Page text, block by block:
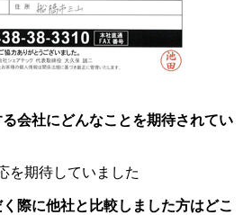
会社にどんなことを期待されてい
を期待していました
際に他社と比較しました方はどこ